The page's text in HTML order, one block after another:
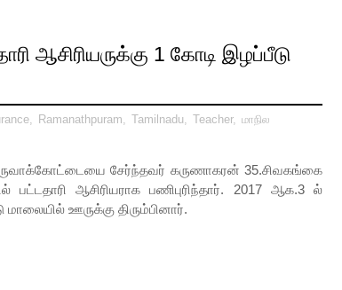
ஆசிரியருக்கு 1 கோடி இழப்பீடு
, Ramanathpuram, Tamilnadu, Teacher, மாநில
சேர்ந்தவர் கருணாகரன் 35.சிவகங்கை
பட்டதாரி ஆசிரியராக பணிபுரிந்தார். 2017 ஆக.3 ல்
ஊருக்கு திரும்பினார்.